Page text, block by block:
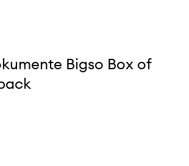
Bigso Box of